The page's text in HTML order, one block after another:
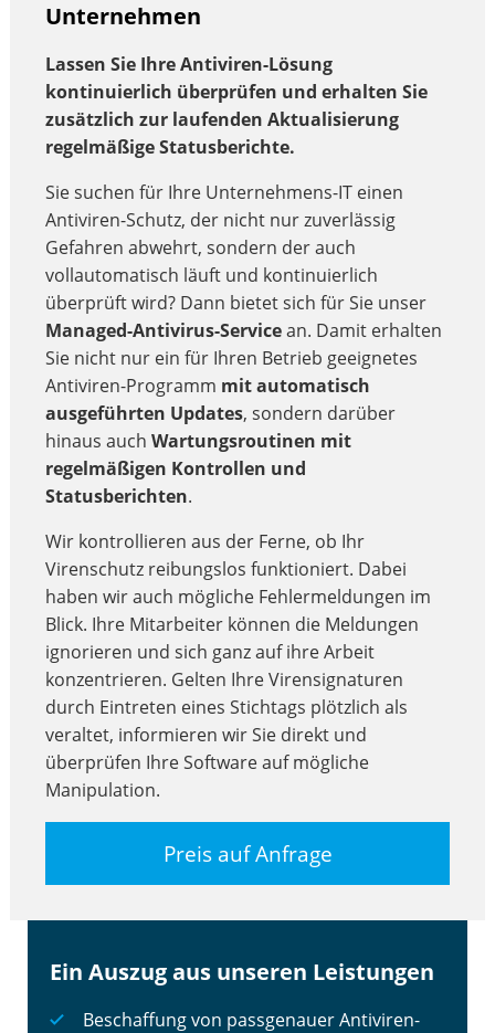
Unternehmen
Lassen Sie Ihre Antiviren-Lösung
kontinuierlich überprüfen und erhalten Sie
zusätzlich zur laufenden Aktualisierung
regelmäßige Statusberichte.
Sie suchen für Ihre Unternehmens-IT einen
Antiviren-Schutz, der nicht nur zuverlässig
Gefahren abwehrt, sondern der auch
vollautomatisch läuft und kontinuierlich
überprüft wird? Dann bietet sich für Sie unser
Managed-Antivirus-Servicean. Damit erhalten
Sie nicht nur ein für Ihren Betrieb geeignetes
Antiviren-Programm mit automatisch
ausgeführten Updates, sondern darüber
hinaus auch Wartungsroutinen mit
regelmäßigen Kontrollen und
Statusberichten.
Wir kontrollieren aus der Ferne, ob Ihr
Virenschutz reibungslos funktioniert. Dabei
haben wir auch mögliche Fehlermeldungen im
Blick. Ihre Mitarbeiter können die Meldungen
ignorieren und sich ganz auf ihre Arbeit
konzentrieren. Gelten Ihre Virensignaturen
durch Eintreten eines Stichtags plötzlich als
veraltet, informieren wir Sie direkt und
überprüfen Ihre Software auf mögliche
Manipulation.
Preis auf Anfrage
Ein Auszug aus unseren Leistungen
Beschaffung von passgenauer Antiviren-